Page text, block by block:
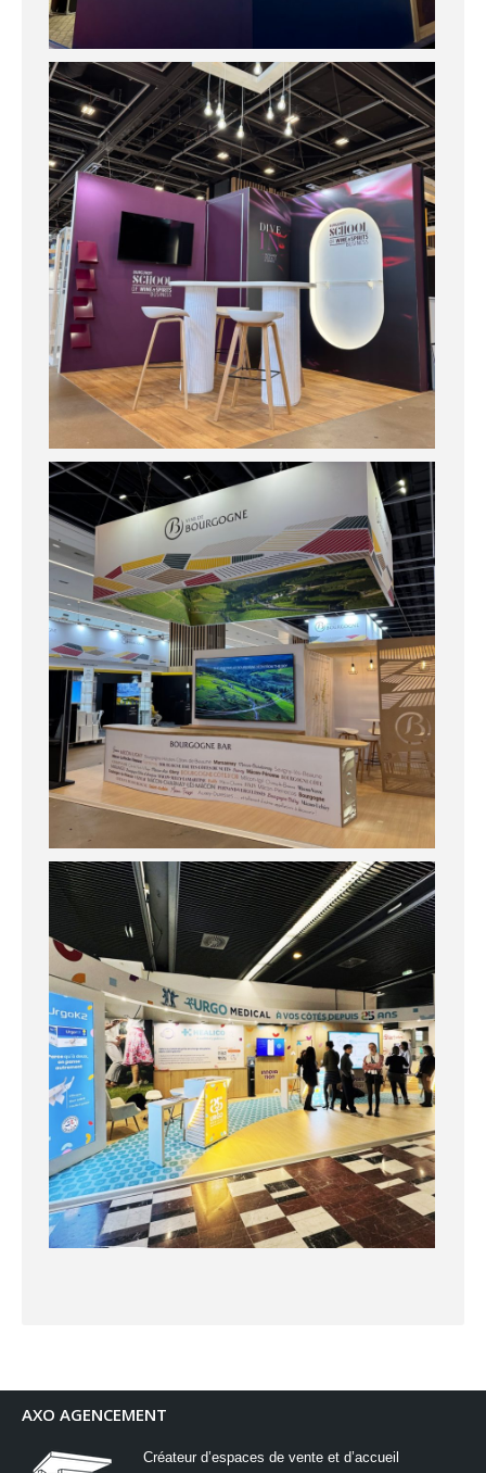
AXO AGENCEMENT
Créateur d’espaces de vente et d’accueil